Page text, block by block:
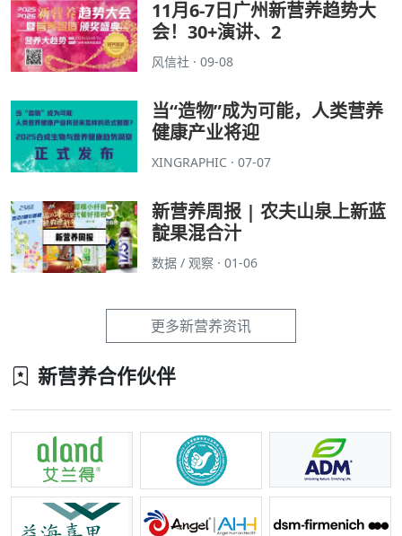
11月6-7日广州新营养趋势大
会！30+演讲、2
风信社 · 09-08
当“造物”成为可能，人类营养
健康产业将迎
XINGRAPHIC · 07-07
新营养周报 | 农夫山泉上新蓝
靛果混合汁
数据 / 观察 · 01-06
更多新营养资讯
新营养合作伙伴